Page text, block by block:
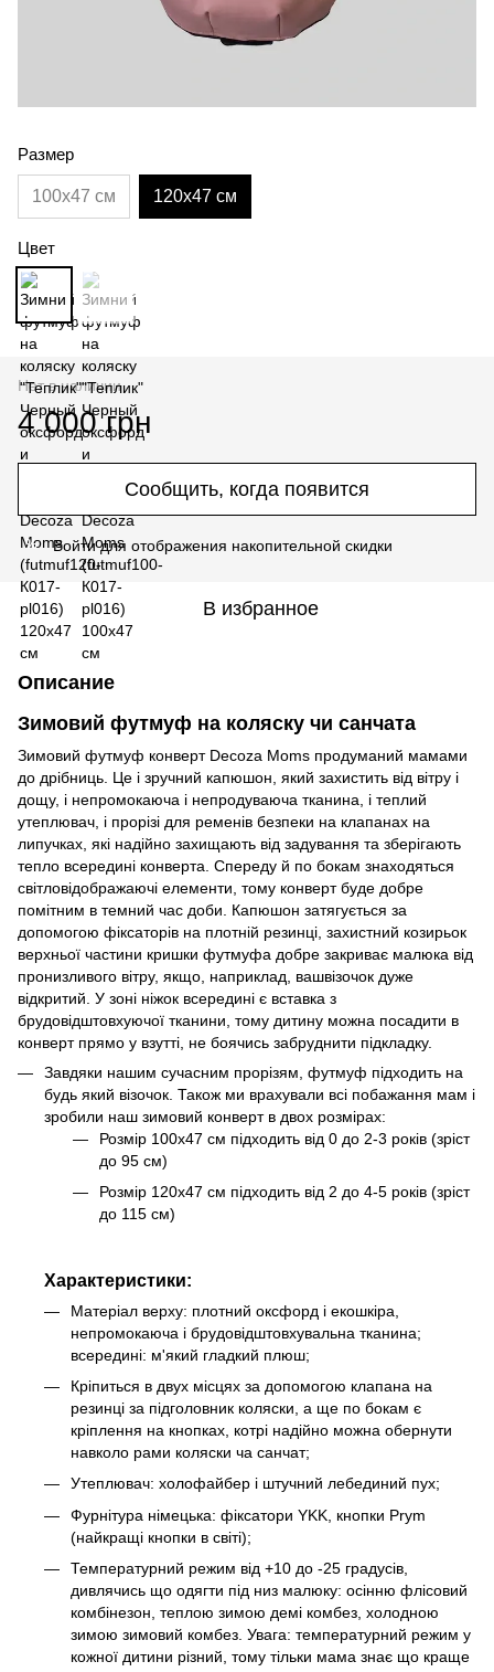
Размер
100х47 см 120х47 см
Цвет
Нет в наличии
4 000 грн
Сообщить, когда появится
% Войтидля отображения накопительной скидки
В избранное
Описание
Зимовий футмуф на коляску чи санчата
Зимовий футмуф конверт Decoza Moms продуманий мамами
до дрібниць. Це і зручний капюшон, який захистить від вітру і
дощу, і непромокаюча і непродуваюча тканина, і теплий
утеплювач, і прорізі для ременів безпеки на клапанах на
липучках, які надійно захищають від задування та зберігають
тепло всередині конверта. Спереду й по бокам знаходяться
світловідображаючі елементи, тому конверт буде добре
помітним в темний час доби. Капюшон затягується за
допомогою фіксаторів на плотній резинці, захистний козирьок
верхньої частини кришки футмуфа добре закриває малюка від
пронизливого вітру, якщо, наприклад, вашвізочок дуже
відкритий. У зоні ніжок всередині є вставка з
брудовідштовхуючої тканини, тому дитину можна посадити в
конверт прямо у взутті, не боячись забруднити підкладку.
Завдяки нашим сучасним прорізям, футмуф підходить на
будь який візочок. Також ми врахували всі побажання мам і
зробили наш зимовий конверт в двох розмірах:
Розмір 100х47 см підходить від 0 до 2-3 років (зріст
до 95 см)
Розмір 120х47 см підходить від 2 до 4-5 років (зріст
до 115 см)
Характеристики:
Матеріал верху: плотний оксфорд і екошкіра,
непромокаюча і брудовідштовхувальна тканина;
всередині: м'який гладкий плюш;
Кріпиться в двух місцях за допомогою клапана на
резинці за підголовник коляски, а ще по бокам є
кріплення на кнопках, котрі надійно можна обернути
навколо рами коляски ча санчат;
Утеплювач: холофайбер і штучний лебединий пух;
Фурнітура німецька: фіксатори YKK, кнопки Prym
(найкращі кнопки в світі);
Температурний режим від +10 до -25 градусів,
дивлячись що одягти під низ малюку: осінню флісовий
комбінезон, теплою зимою демі комбез, холодною
зимою зимовий комбез. Увага: температурний режим у
кожної дитини різний, тому тільки мама знає що краще